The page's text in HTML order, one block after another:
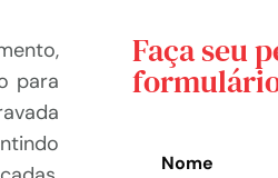
para
Faça seu
Leave
Nome